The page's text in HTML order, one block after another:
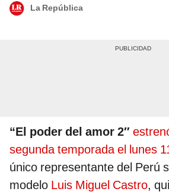
La República
“El poder del amor 2″
segunda temporada el lunes
único representante del Perú
modelo Luis Miguel Castro,